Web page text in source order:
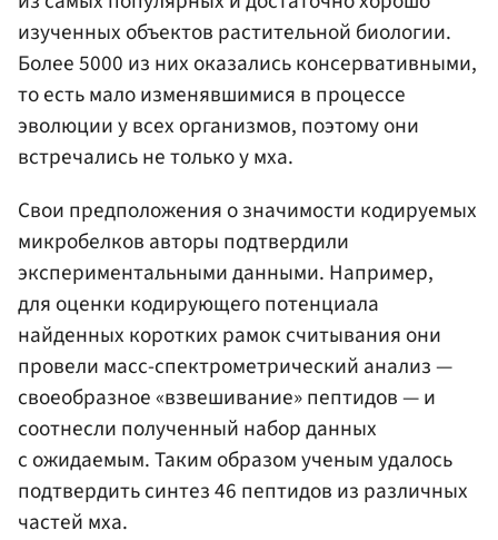
изученных объектов растительной биологии.
Более 5000 из них оказались консервативными,
то есть мало изменявшимися в процессе
эволюции у всех организмов, поэтому они
встречались не только у мха.
Свои предположения о значимости кодируемых
микробелков авторы подтвердили
экспериментальными данными. Например,
для оценки кодирующего потенциала
найденных коротких рамок считывания они
провели масс-спектрометрический анализ —
своеобразное «взвешивание» пептидов — и
соотнесли полученный набор данных
с ожидаемым. Таким образом ученым удалось
подтвердить синтез 46 пептидов из различных
частей мха.